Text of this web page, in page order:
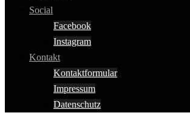
Social
Facebook
Instagram
Kontakt
Kontaktformular
Impressum
Datenschutz